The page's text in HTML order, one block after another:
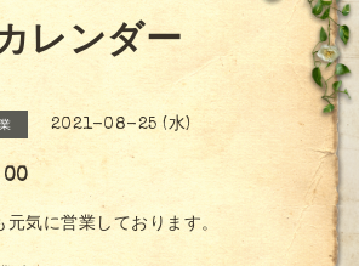
レンダー
2021-08-25 (水)
00
元気に営業しております。